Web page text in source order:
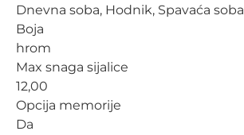
Dnevna soba, Hodnik, Spavaća soba
Boja
hrom
Max snaga sijalice
12,00
Opcija memorije
Da